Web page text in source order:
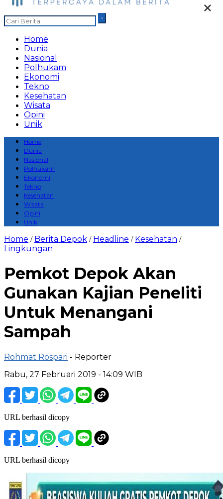
Home
Dunia
Nasional
Polhukam
Ekonomi
Tekno
Kesehatan
Wisata
Opini
Unik
Home
Dunia
Nasional
Polhukam
Ekonomi
Tekno
Kesehatan
Wisata
Opini
Unik
Home / Berita Depok / Headline / Kesehatan /
Lingkungan
Pemkot Depok Akan
Gunakan Kajian Peneliti
Untuk Menangani
Sampah
Rohmat Rospari - Reporter
Rabu, 27 Februari 2019 - 14:09 WIB
URL berhasil dicopy
URL berhasil dicopy